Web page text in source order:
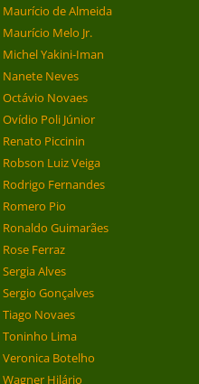
Maurício de Almeida
Maurício Melo Jr.
Michel Yakini-Iman
Nanete Neves
Octávio Novaes
Ovídio Poli Júnior
Renato Piccinin
Robson Luiz Veiga
Rodrigo Fernandes
Romero Pio
Ronaldo Guimarães
Rose Ferraz
Sergia Alves
Sergio Gonçalves
Tiago Novaes
Toninho Lima
Veronica Botelho
Wagner Hilário